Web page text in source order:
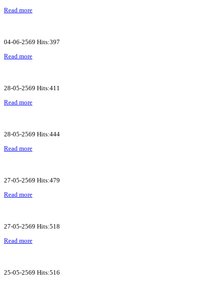
Read more
04-06-2569 Hits:397
Read more
28-05-2569 Hits:411
Read more
28-05-2569 Hits:444
Read more
27-05-2569 Hits:479
Read more
27-05-2569 Hits:518
Read more
25-05-2569 Hits:516